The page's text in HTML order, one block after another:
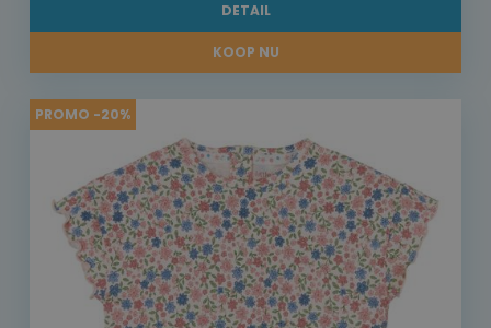
DETAIL
KOOP NU
PROMO -20%